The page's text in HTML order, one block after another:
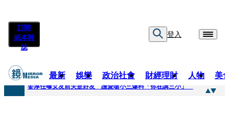
訂閱
紙本雜
誌
登入
最新 娛樂 政治社會 財經理財 人物 美
快訊
姜厚任曝女友前夫是好友 護愛嗆小三爆料「你在講三小」